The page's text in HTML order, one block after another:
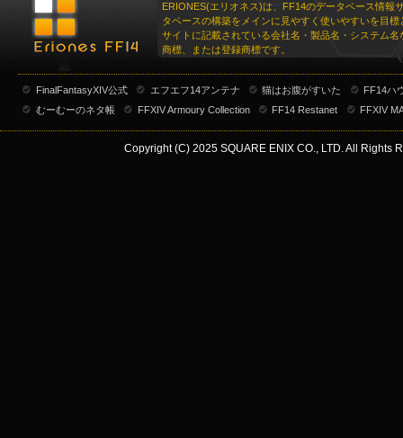
ERIONES(エリオネス)は、FF14のデータベース情報
タベースの構築をメインに見やすく使いやすいを目標
サイトに記載されている会社名・製品名・システム名
商標、または登録商標です。
FinalFantasyXIV公式 エフエフ14アンテナ 猫はお腹がすいた
FF14ハ
むーむーのネタ帳
FFXIV Armoury Collection FF14 Restanet FFXIV
Copyright (C) 2025 SQUARE ENIX CO., LTD. All Rights